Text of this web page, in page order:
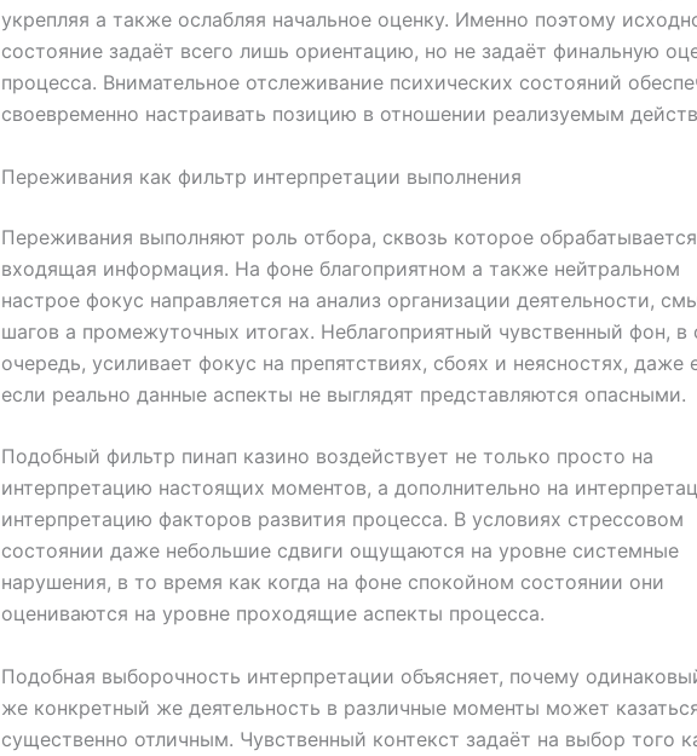
укрепляя а также ослабляя начальное оценку. Именно поэтому
состояние задаёт всего лишь ориентацию, но не задаёт финальную
процесса. Внимательное отслеживание психических состояний
своевременно настраивать позицию в отношении реализуемым
Переживания как фильтр интерпретации выполнения
Переживания выполняют роль отбора, сквозь которое
входящая информация. На фоне благоприятном а также нейтральном
настрое фокус направляется на анализ организации деятельности,
шагов а промежуточных итогах. Неблагоприятный чувственный фон, в
очередь, усиливает фокус на препятствиях, сбоях и неясностях, даже
если реально данные аспекты не выглядят представляются опасными.
Подобный фильтр пинап казино воздействует не только просто на
интерпретацию настоящих моментов, а дополнительно на
интерпретацию факторов развития процесса. В условиях стрессовом
состоянии даже небольшие сдвиги ощущаются на уровне системные
нарушения, в то время как когда на фоне спокойном состоянии они
оцениваются на уровне проходящие аспекты процесса.
Подобная выборочность интерпретации объясняет, почему
же конкретный же деятельность в различные моменты может
существенно отличным. Чувственный контекст задаёт на выбор того